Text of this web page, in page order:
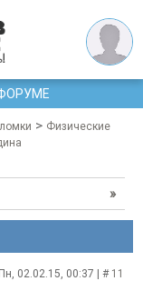
> Физические
»
Пн, 02.02.15, 00:37 | # 11